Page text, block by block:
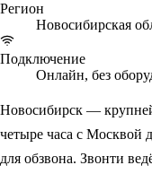
Регион
Новосибирская
Подключение
Онлайн, без
Новосибирск —
четыре часа с Москвой
для обзвона. Звонти